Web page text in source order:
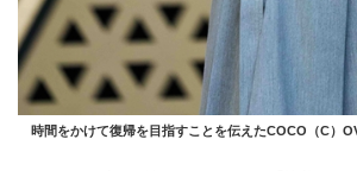
時間をかけて復帰を目指すことを伝えたCOCO（C）